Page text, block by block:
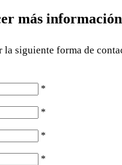
más
la siguiente forma de
*
*
*
*